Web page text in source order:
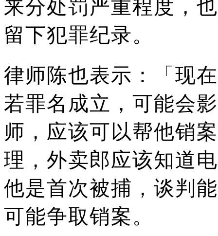
来分处罚严重程度，
留下犯罪纪录。
律师陈也表示：「现
若罪名成立，可能会
师，应该可以帮他销
理，外卖郎应该知道
他是首次被捕，谈判
可能争取销案。